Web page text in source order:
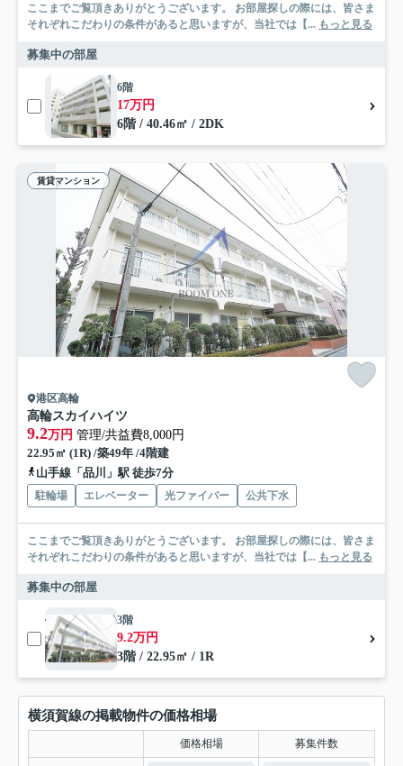
ここまでご覧頂きありがとうございます。 お部屋探しの際には、皆さま
それぞれこだわりの条件があると思いますが、当社では【... もっと見る
募集中の部屋
6階
17万円
6階 / 40.46㎡ / 2DK
賃貸マンション
港区高輪
高輪スカイハイツ
9.2万円 管理/共益費8,000円
22.95㎡ (1R) /築49年 /4階建
山手線「品川」駅 徒歩7分
駐輪場 エレベーター 光ファイバー 公共下水
ここまでご覧頂きありがとうございます。 お部屋探しの際には、皆さま
それぞれこだわりの条件があると思いますが、当社では【... もっと見る
募集中の部屋
3階
9.2万円
3階 / 22.95㎡ / 1R
横須賀線の掲載物件の価格相場
価格相場 募集件数